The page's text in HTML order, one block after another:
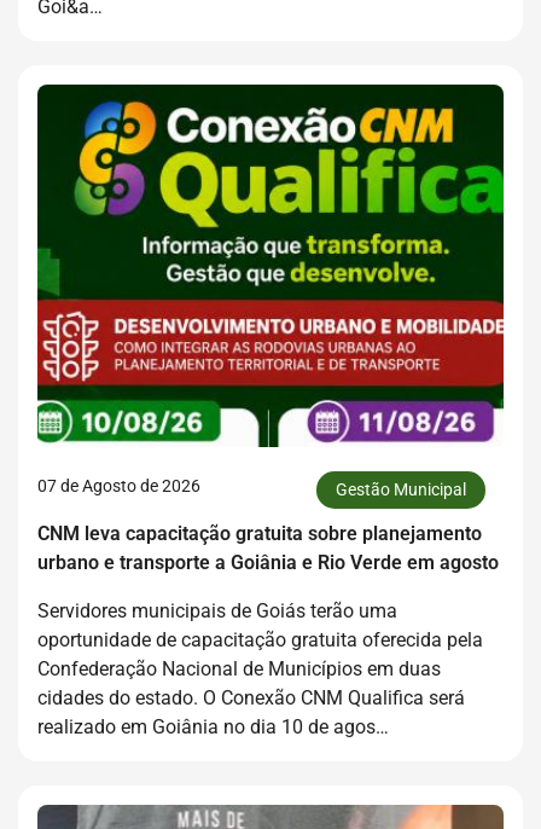
Goi&a…
07 de Agosto de 2026 Gestão Municipal
CNM leva capacitação gratuita sobre planejamento
urbano e transporte a Goiânia e Rio Verde em agosto
Servidores municipais de Goiás terão uma
oportunidade de capacitação gratuita oferecida pela
Confederação Nacional de Municípios em duas
cidades do estado. O Conexão CNM Qualifica será
realizado em Goiânia no dia 10 de agos…